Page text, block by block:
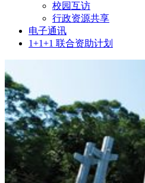
校园互访
行政资源共享
电子通讯
1+1+1 联合资助计划